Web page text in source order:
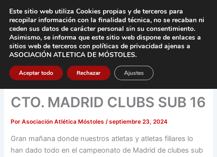
contenido
CTO. MADRID CLUBS SUB 16
PorAsociación Atlética Móstoles/septiembre 23, 2024
Gran mañana donde nuestros atletas y atletas filiares lo
han dado todo en el campeonato de Madrid de clubes sub
Este sitio web utiliza Cookies propias y de terceros para
recopilar información con la finalidad técnica, no se recaban ni
ceden sus datos de carácter personal sin su consentimiento.
Asimismo, se informa que este sitio web dispone de enlaces a
sitios web de terceros con políticas de privacidad ajenas a
ASOCIACIÓN ATLETICA DE MÓSTOLES.
Aceptar todo Rechazar Ajustes